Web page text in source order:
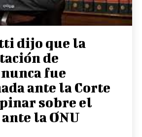
dijo que la
de
fue
ante la Corte
sobre el
la ONU